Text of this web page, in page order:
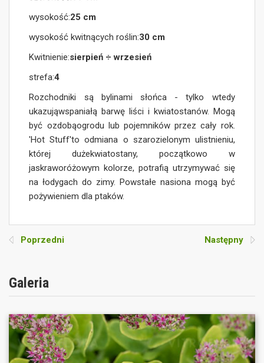
wysokość:25 cm
wysokość kwitnących roślin:30 cm
Kwitnienie:sierpień ÷ wrzesień
strefa:4
Rozchodniki są bylinami słońca - tylko wtedy
ukazująwspaniałą barwę liści i kwiatostanów. Mogą
być ozdobąogrodu lub pojemników przez cały rok.
'Hot Stuff'to odmiana o szarozielonym ulistnieniu,
której dużekwiatostany, początkowo w
jaskraworóżowym kolorze, potrafią utrzymywać się
na łodygach do zimy. Powstałe nasiona mogą być
pożywieniem dla ptaków.
Poprzedni Następny
Galeria